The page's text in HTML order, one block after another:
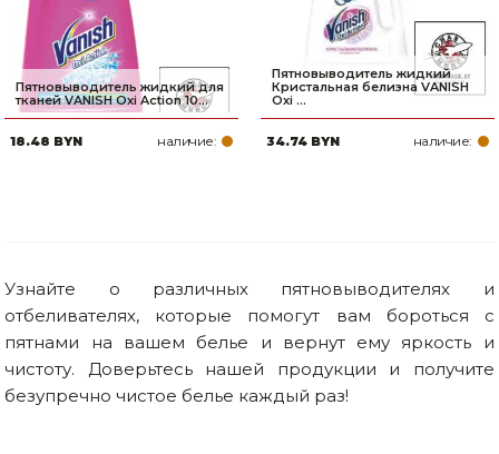
Пятновыводитель жидкий для
тканей VANISH Oxi Action 10...
18.48 BYN наличие:
Пятновыводитель жидкий
Кристальная белизна VANISH
Oxi ...
34.74 BYN наличие:
Узнайте о различных пятновыводителях и
отбеливателях, которые помогут вам бороться с
пятнами на вашем белье и вернут ему яркость и
чистоту. Доверьтесь нашей продукции и получите
безупречно чистое белье каждый раз!